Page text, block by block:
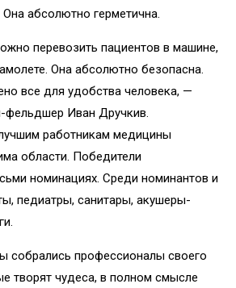
абсолютно герметична.
перевозить пациентов в машине,
Она абсолютно безопасна.
все для удобства человека, —
фельдшер Иван Дручкив.
работникам медицины
области. Победители
номинациях. Среди номинантов и
педиатры, санитары, акушеры-
собрались профессионалы своего
творят чудеса, в полном смысле